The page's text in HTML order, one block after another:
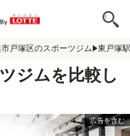
戸塚区のスポーツジム 東戸塚
ジムを比較し